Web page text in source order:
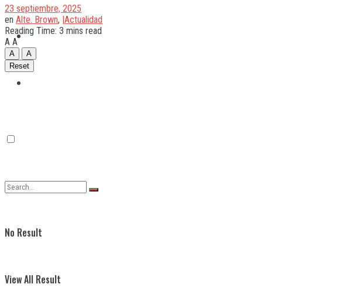
Quilmes
No Result
View All Result
23 septiembre, 2025
en Alte. Brown, |Actualidad
Reading Time: 3 mins read
A A
A
A
Reset